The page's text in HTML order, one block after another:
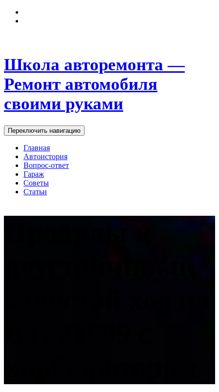
Школа авторемонта —
Ремонт автомобиля
своими руками
Переключить навигацию
Главная
Автоистория
Вопрос-ответ
Гараж
Советы
Статьи